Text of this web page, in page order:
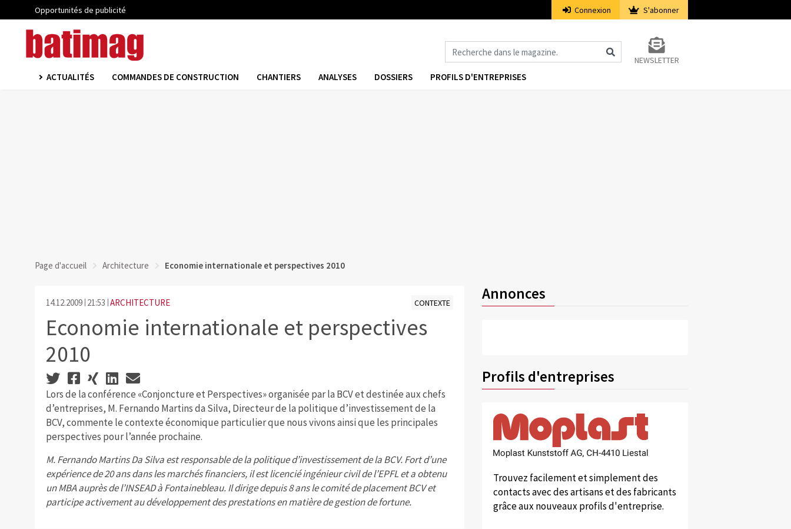
Opportunités de publicité Connexion S'abonner
NEWSLETTER
ACTUALITÉS COMMANDES DE CONSTRUCTION CHANTIERS ANALYSES DOSSIERS PROFILS D'ENTREPRISES
Page d'accueil Architecture Economie internationale et perspectives 2010
14.12.2009 21:53 ARCHITECTURE CONTEXTE
Economie internationale et perspectives
2010
Lors de la conférence «Conjoncture et Perspectives» organisée par la BCV et destinée aux chefs
d’entreprises, M. Fernando Martins da Silva, Directeur de la politique d’investissement de la
BCV, commente le contexte économique particulier que nous vivons ainsi que les principales
perspectives pour l’année prochaine.
M. Fernando Martins Da Silva est responsable de la politique d’investissement de la BCV. Fort d’une
expérience de 20 ans dans les marchés financiers, il est licencié ingénieur civil de l’EPFL et a obtenu
un MBA auprès de l’INSEAD à Fontainebleau. Il dirige depuis 8 ans le comité de placement BCV et
participe activement au développement des prestations en matière de gestion de fortune.
Annonces
Profils d'entreprises
Trouvez facilement et simplement des
contacts avec des artisans et des fabricants
grâce aux nouveaux profils d'entreprise.